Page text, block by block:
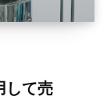
して売